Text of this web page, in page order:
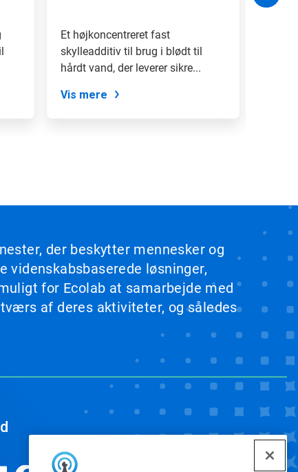
Et højkoncentreret fast
skylleadditiv til brug i blødt til
hårdt vand, der leverer sikre...
Vis mere
der beskytter mennesker og
videnskabsbaserede løsninger,
for Ecolab at samarbejde med
af deres aktiviteter, og således